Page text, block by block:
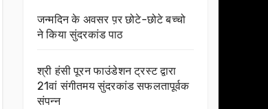
जन्मदिन के अवसर प़र छोटे-छोटे बच्चो
ने किया सुंदरकांड पाठ
श्री हंसी पूरन फाउंडेशन ट्रस्ट द्वारा
21वां संगीतमय सुंदरकांड सफलतापूर्वक
संपन्न